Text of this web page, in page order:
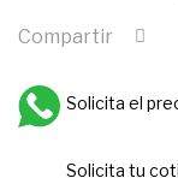
Compartir
Solicita el
Solicita tu